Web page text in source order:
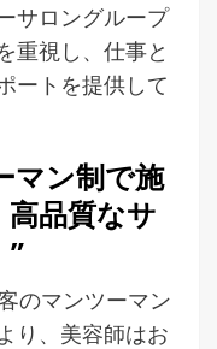
サロングループ
重視し、仕事と
ートを提供して
マン制で施
品質なサ
”
のマンツーマン
り、美容師はお